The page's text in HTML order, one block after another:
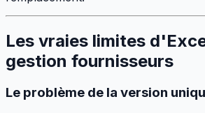
Les vraies limites
gestion fournisseurs
Le problème de la version